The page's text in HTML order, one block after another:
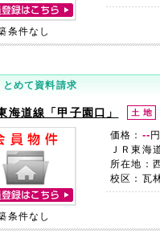
条件なし
とめて資料請求
海道線「甲子園口」
価格： -- 円
ＪＲ東海
所在地：
校区：瓦
条件なし